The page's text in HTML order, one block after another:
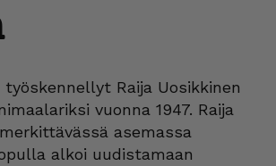
Raija Uosikkinen
vuonna 1947. Raija
asemassa
alkoi uudistamaan